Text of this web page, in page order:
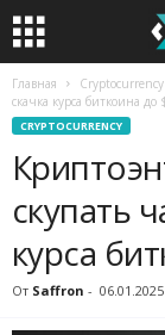
Главная Cryptocurrency
скачка курса биткоина до
CRYPTOCURRENCY
скупать
курса
От Saffron - 06.01.2025